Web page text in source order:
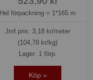
Hel förpackning = 1*165 m
Jmf.pris: 3,18 kr/meter
(104,78 kr/kg)
Lager: 1 förp.
Köp »